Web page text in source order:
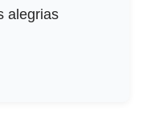
alegrias